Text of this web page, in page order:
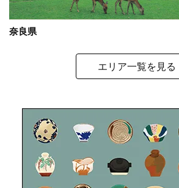
奈良県
エリア一覧を見る